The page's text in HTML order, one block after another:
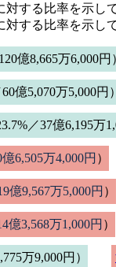
する比率を示し
する比率を示し
億8,665万6,000円
60億5,070万5,000円）
／37億6,195万
6,505万4,000円 ）
億9,567万5,000円 ）
億3,568万1,000円 ）
万9,000円）